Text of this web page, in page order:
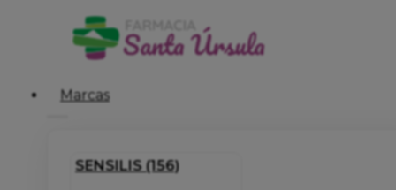
Marcas
SENSILIS (156)